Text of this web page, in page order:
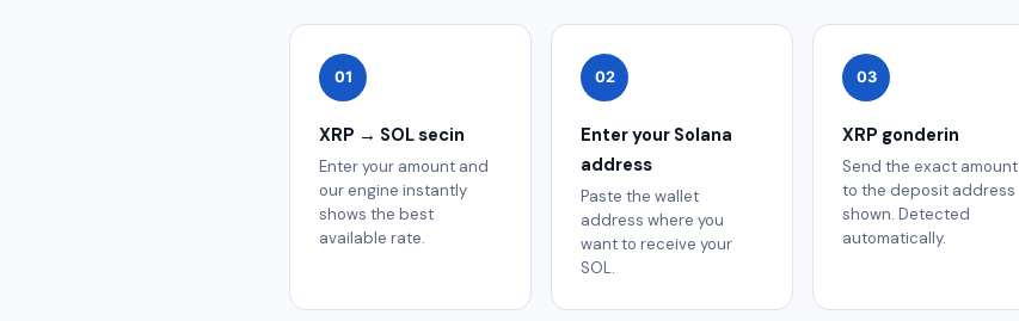
01
XRP → SOL secin
Enter your amount and
our engine instantly
shows the best
available rate.
02
Enter your Solana
address
Paste the wallet
address where you
want to receive your
SOL.
03
XRP gonderin
Send the exact amount
to the deposit address
shown. Detected
automatically.